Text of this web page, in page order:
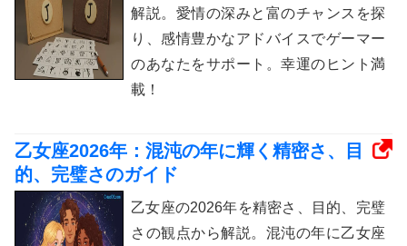
解説。愛情の深みと富のチャンスを探
り、感情豊かなアドバイスでゲーマー
のあなたをサポート。幸運のヒント満
載！
乙女座2026年：混沌の年に輝く精密さ、目
的、完璧さのガイド
乙女座の2026年を精密さ、目的、完璧
さの観点から解説。混沌の年に乙女座